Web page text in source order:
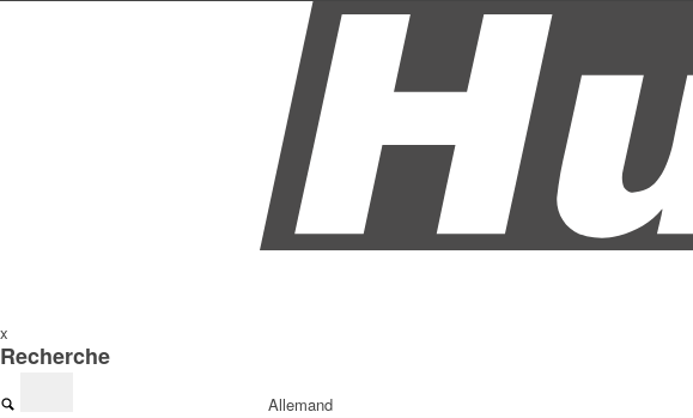
Allemand
x
Recherche